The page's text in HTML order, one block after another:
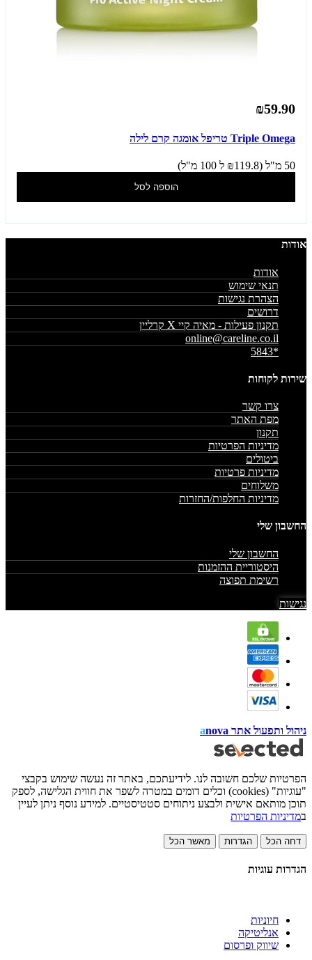
₪59.90
Triple Omega טריפל אומגה קרם לילה
50 מ"ל (₪119.8 ל 100 מ"ל)
הוספה לסל
אודות
אודות
תנאי שימוש
הצהרת נגישות
דרושים
תקנון פעילות - מאיה קיי X קרליין
online@careline.co.il
*5843
שירות לקוחות
צרו קשר
מפת האתר
תקנון
מדיניות הפרטיות
ביטולים
מדיניות פרטיות
משלוחים
מדיניות החלפות/החזרות
החשבון שלי
החשבון שלי
היסטוריית ההזמנות
רשימת תפוצה
נגישות
ניהול ותפעול אתר anova
הפרטיות שלכם חשובה לנו. לידיעתכם, באתר זה נעשה שימוש בקבצי
"עוגיות" (cookies) וכלים דומים במטרה לשפר את חווית הגלישה, לספק
תוכן מותאם אישית ולבצע ניתוחים סטטיסטיים. למידע נוסף ניתן לעיין
במדיניות הפרטיות
דחה הכל הגדרות מאשר הכל
הגדרות עוגיות
חיוניות
אנליטיקה
שיווק ופרסום